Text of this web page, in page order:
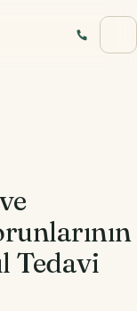
Tedavi